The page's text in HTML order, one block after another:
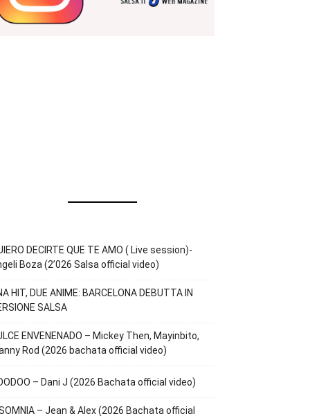
DECIRTE QUE TE AMO ( Live session)-
Boza (2’026 Salsa official video)
HIT, DUE ANIME: BARCELONA DEBUTTA IN
SALSA
ENVENENADO – Mickey Then, Mayinbito,
Rod (2026 bachata official video)
– Dani J (2026 Bachata official video)
– Jean & Alex (2026 Bachata official